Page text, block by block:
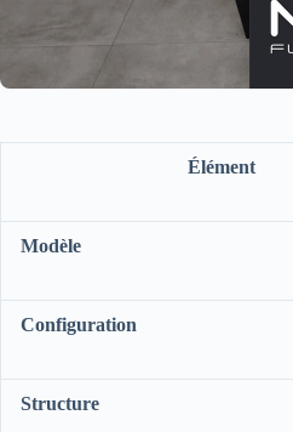
Élément
Modèle
Configuration
Structure